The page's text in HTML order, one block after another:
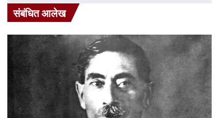
संबंधित आलेख